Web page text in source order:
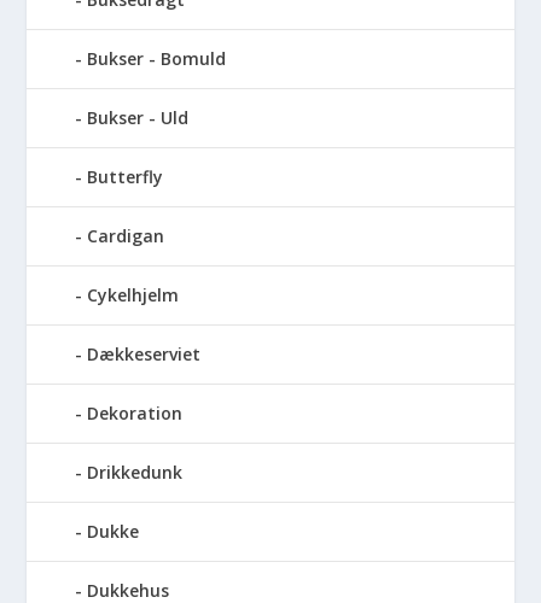
Bukser - Bomuld
Bukser - Uld
Butterfly
Cardigan
Cykelhjelm
Dækkeserviet
Dekoration
Drikkedunk
Dukke
Dukkehus